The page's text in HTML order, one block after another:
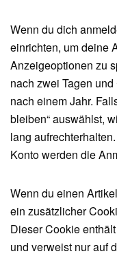
Wenn du dich
einrichten, um deine
Anzeigeoptionen zu
nach zwei Tagen
nach einem Jahr.
bleiben“ auswählst,
lang
Konto werden die
Wenn du einen
ein zusätzlicher
Dieser Cookie
und verweist nur auf